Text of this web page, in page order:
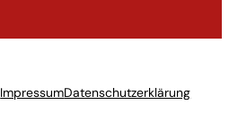
ImpressumDatenschutzerklärung